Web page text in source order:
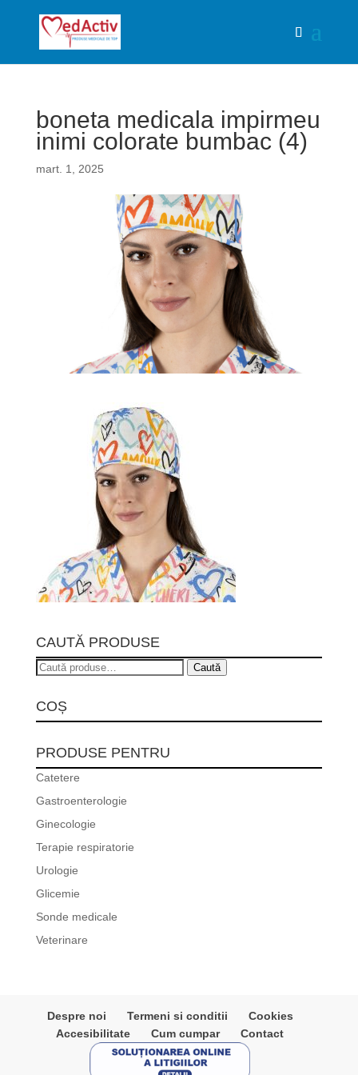
boneta medicala impirmeu
inimi colorate bumbac (4)
mart. 1, 2025
CAUTĂ PRODUSE
Caută
Caută
COȘ
PRODUSE PENTRU
Catetere
Gastroenterologie
Ginecologie
Terapie respiratorie
Urologie
Glicemie
Sonde medicale
Veterinare
Despre noi Termeni si conditii
Cookies
Accesibilitate
Cum cumpar Contact